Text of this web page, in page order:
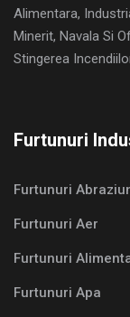
Alimentara,
Minerit, Navala Si
Stingerea
Furtunuri
Furtunuri
Furtunuri Aer
Furtunuri
Furtunuri Apa